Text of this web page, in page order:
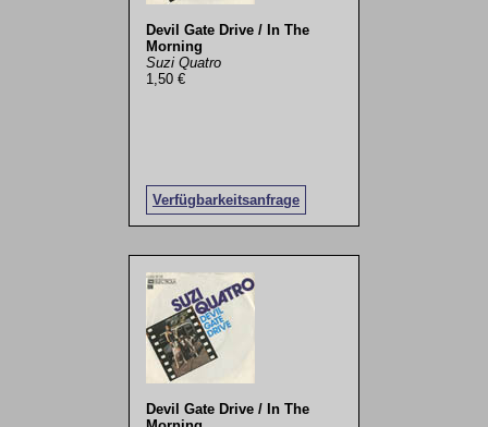
Devil Gate Drive / In The
Morning
Suzi Quatro
1,50 €
Verfügbarkeitsanfrage
Devil Gate Drive / In The